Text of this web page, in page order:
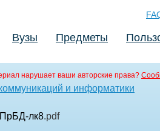
Вузы Предметы
нарушает ваши авторские права?
и информатики
лк8.pdf